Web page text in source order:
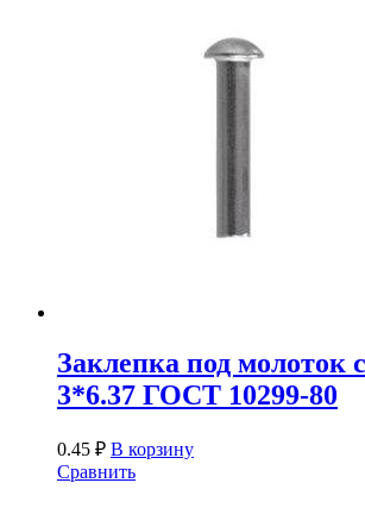
Заклепка под молоток
3*6.37 ГОСТ 10299-80
0.45 ₽ В корзину
Сравнить